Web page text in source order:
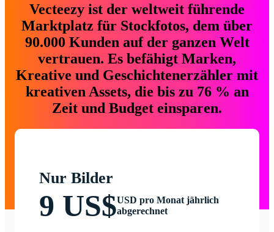
Vecteezy ist der weltweit führende
Marktplatz für Stockfotos, dem über
90.000 Kunden auf der ganzen Welt
vertrauen. Es befähigt Marken,
Kreative und Geschichtenerzähler mit
kreativen Assets, die bis zu 76 % an
Zeit und Budget einsparen.
Nur Bilder
9 US$USD pro Monat jährlich
abgerechnet